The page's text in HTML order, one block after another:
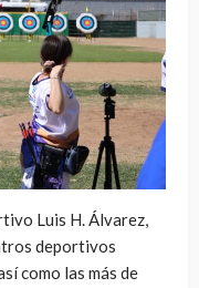
Luis H. Álvarez,
deportivos
como las más de